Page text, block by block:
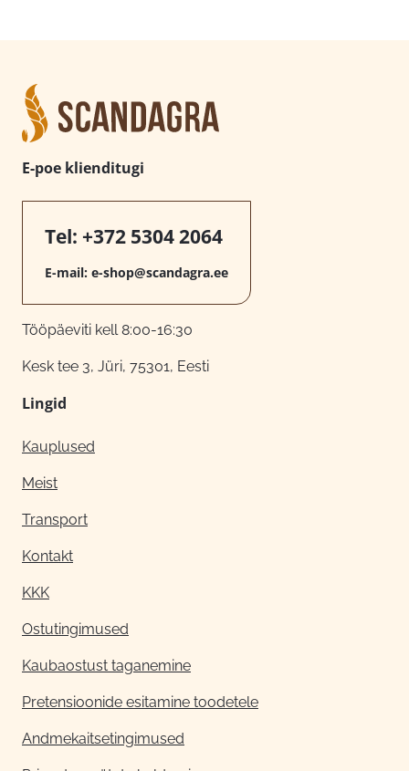
E-poe klienditugi
Tel: +372 5304 2064
E-mail: e-shop@scandagra.ee
Tööpäeviti kell 8:00-16:30
Kesk tee 3, Jüri, 75301, Eesti
Lingid
Kauplused
Meist
Transport
Kontakt
KKK
Ostutingimused
Kaubaostust taganemine
Pretensioonide esitamine toodetele
Andmekaitsetingimused